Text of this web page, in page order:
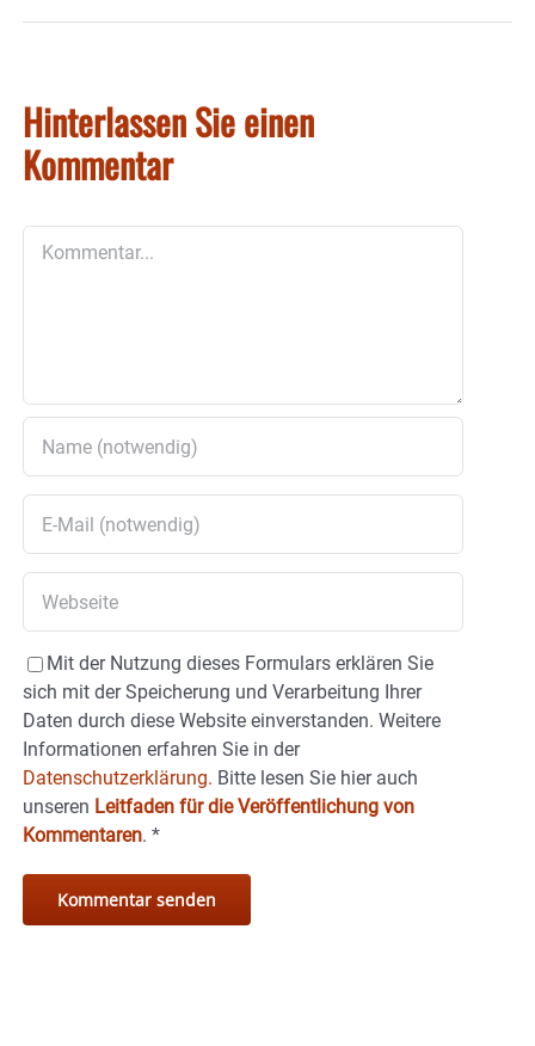
Hinterlassen Sie einen
Kommentar
Mit der Nutzung dieses Formulars erklären Sie
sich mit der Speicherung und Verarbeitung Ihrer
Daten durch diese Website einverstanden. Weitere
Informationen erfahren Sie in der
Datenschutzerklärung. Bitte lesen Sie hier auch
unseren Leitfaden für die Veröffentlichung von
Kommentaren. *